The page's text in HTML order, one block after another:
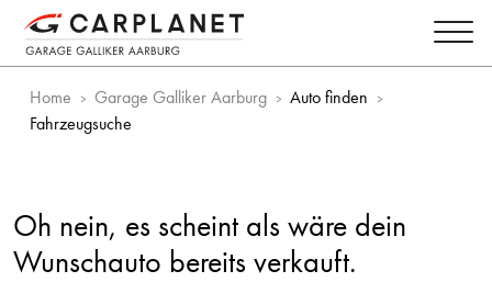
Home Garage Galliker Aarburg
Auto finden
Fahrzeugsuche
Oh nein, es scheint als wäre dein
Wunschauto bereits verkauft.